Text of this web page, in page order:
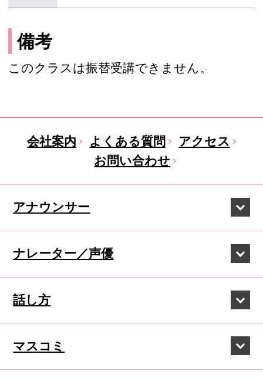
備考
このクラスは振替受講できません。
会社案内 よくある質問
アクセス
お問い合わせ
アナウンサー
ナレーター／声優
話し方
マスコミ